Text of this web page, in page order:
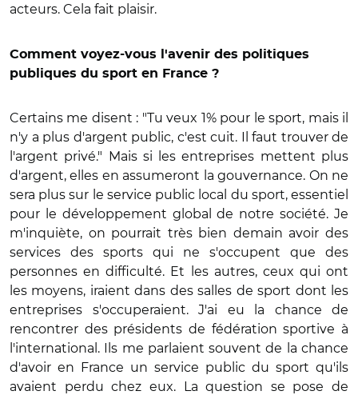
acteurs. Cela fait plaisir.
Comment voyez-vous l'avenir des politiques
publiques du sport en France ?
Certains me disent : "Tu veux 1% pour le sport, mais il
n'y a plus d'argent public, c'est cuit. Il faut trouver de
l'argent privé." Mais si les entreprises mettent plus
d'argent, elles en assumeront la gouvernance. On ne
sera plus sur le service public local du sport, essentiel
pour le développement global de notre société. Je
m'inquiète, on pourrait très bien demain avoir des
services des sports qui ne s'occupent que des
personnes en difficulté. Et les autres, ceux qui ont
les moyens, iraient dans des salles de sport dont les
entreprises s'occuperaient. J'ai eu la chance de
rencontrer des présidents de fédération sportive à
l'international. Ils me parlaient souvent de la chance
d'avoir en France un service public du sport qu'ils
avaient perdu chez eux. La question se pose de